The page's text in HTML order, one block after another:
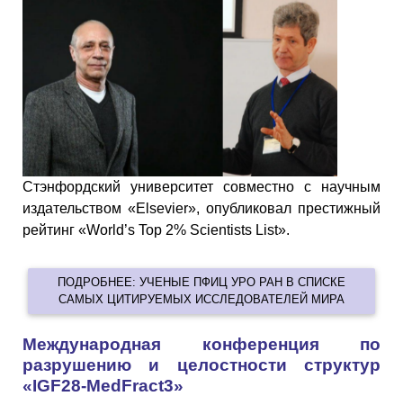
Стэнфордский университет совместно с научным
издательством «Elsevier», опубликовал престижный
рейтинг «World’s Top 2% Scientists List».
ПОДРОБНЕЕ: УЧЕНЫЕ ПФИЦ УРО РАН В СПИСКЕ
САМЫХ ЦИТИРУЕМЫХ ИССЛЕДОВАТЕЛЕЙ МИРА
Международная конференция по
разрушению и целостности структур
«IGF28-MedFract3»